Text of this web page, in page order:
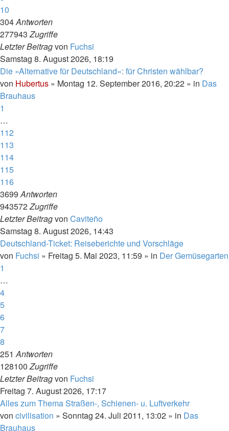
10
304Antworten
277943Zugriffe
Letzter Beitragvon Fuchsi
Samstag 8. August 2026, 18:19
Die »Alternative für Deutschland«: für Christen wählbar?
von Hubertus » Montag 12. September 2016, 20:22 » in Das
Brauhaus
1
…
112
113
114
115
116
3699Antworten
943572Zugriffe
Letzter Beitragvon Caviteño
Samstag 8. August 2026, 14:43
Deutschland-Ticket: Reiseberichte und Vorschläge
von Fuchsi » Freitag 5. Mai 2023, 11:59 » in Der Gemüsegarten
1
…
4
5
6
7
8
251Antworten
128100Zugriffe
Letzter Beitragvon Fuchsi
Freitag 7. August 2026, 17:17
Alles zum Thema Straßen-, Schienen- u. Luftverkehr
von civilisation » Sonntag 24. Juli 2011, 13:02 » in Das
Brauhaus